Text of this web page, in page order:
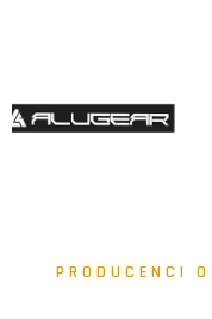
PRODUCENCI